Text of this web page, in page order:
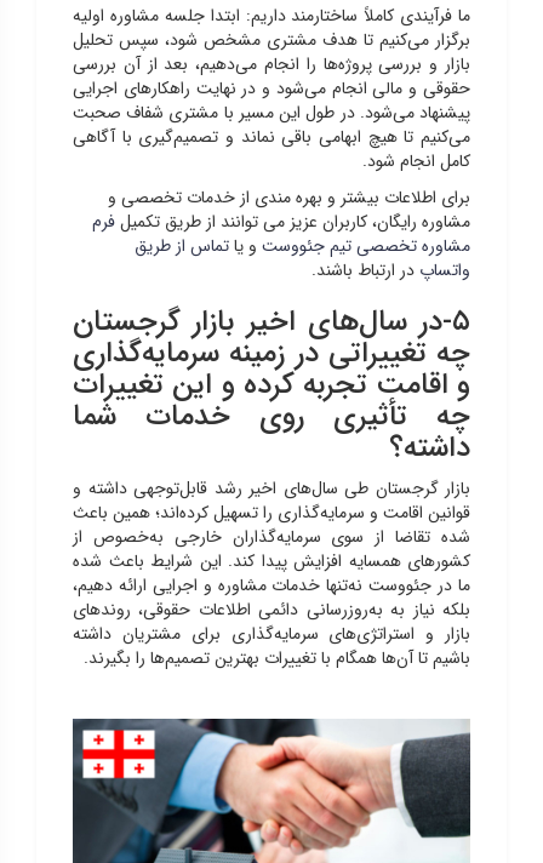
ما فرآیندی کاملاً ساختارمند داریم: ابتدا جلسه مشاوره اولیه
برگزار می‌کنیم تا هدف مشتری مشخص شود، سپس تحلیل
بازار و بررسی پروژه‌ها را انجام می‌دهیم، بعد از آن بررسی
حقوقی و مالی انجام می‌شود و در نهایت راهکارهای اجرایی
پیشنهاد می‌شود. در طول این مسیر با مشتری شفاف صحبت
می‌کنیم تا هیچ ابهامی باقی نماند و تصمیم‌گیری با آگاهی
کامل انجام شود.
برای اطلاعات بیشتر و بهره مندی از خدمات تخصصی و
مشاوره رایگان، کاربران عزیز می توانند از طریق تکمیلفرم
مشاوره تخصصی تیم جئووست و یاتماس از طریق
واتساپ در ارتباط باشند.
۵-در سال‌های اخیر بازار گرجستان
چه تغییراتی در زمینه سرمایه‌گذاری
و اقامت تجربه کرده و این تغییرات
چه تأثیری روی خدمات شما
داشته؟
بازار گرجستان طی سال‌های اخیر رشد قابل‌توجهی داشته و
قوانین اقامت و سرمایه‌گذاری را تسهیل کرده‌اند؛ همین باعث
شده تقاضا از سوی سرمایه‌گذاران خارجی به‌خصوص از
کشورهای همسایه افزایش پیدا کند. این شرایط باعث شده
ما در جئووست نه‌تنها خدمات مشاوره و اجرایی ارائه دهیم،
بلکه نیاز به به‌روزرسانی دائمی اطلاعات حقوقی، روندهای
بازار و استراتژی‌های سرمایه‌گذاری برای مشتریان داشته
باشیم تا آن‌ها همگام با تغییرات بهترین تصمیم‌ها را بگیرند.